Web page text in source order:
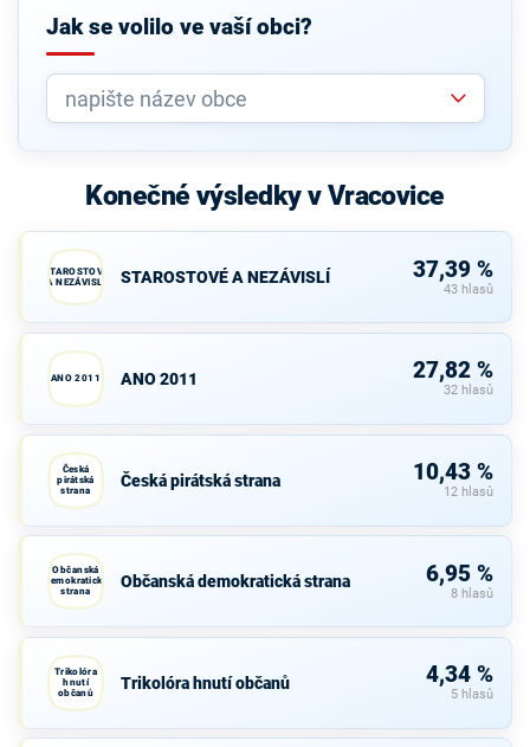
Jak se volilo ve vaší obci?
Konečné výsledky v Vracovice
STAROSTOVÉ
A NEZÁVISLÍ
STAROSTOVÉ A NEZÁVISLÍ 37,39 %
43 hlasů
ANO 2011 ANO 2011 27,82 %
32 hlasů
Česká
pirátská
strana
Česká pirátská strana 10,43 %
12 hlasů
Občanská
demokratická
strana
Občanská demokratická strana 6,95 %
8 hlasů
Trikolóra
hnutí
občanů
Trikolóra hnutí občanů 4,34 %
5 hlasů